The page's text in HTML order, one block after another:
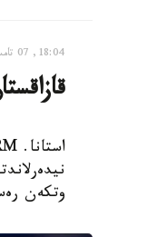
18:04, 07 تامىز 2026
وتكەن